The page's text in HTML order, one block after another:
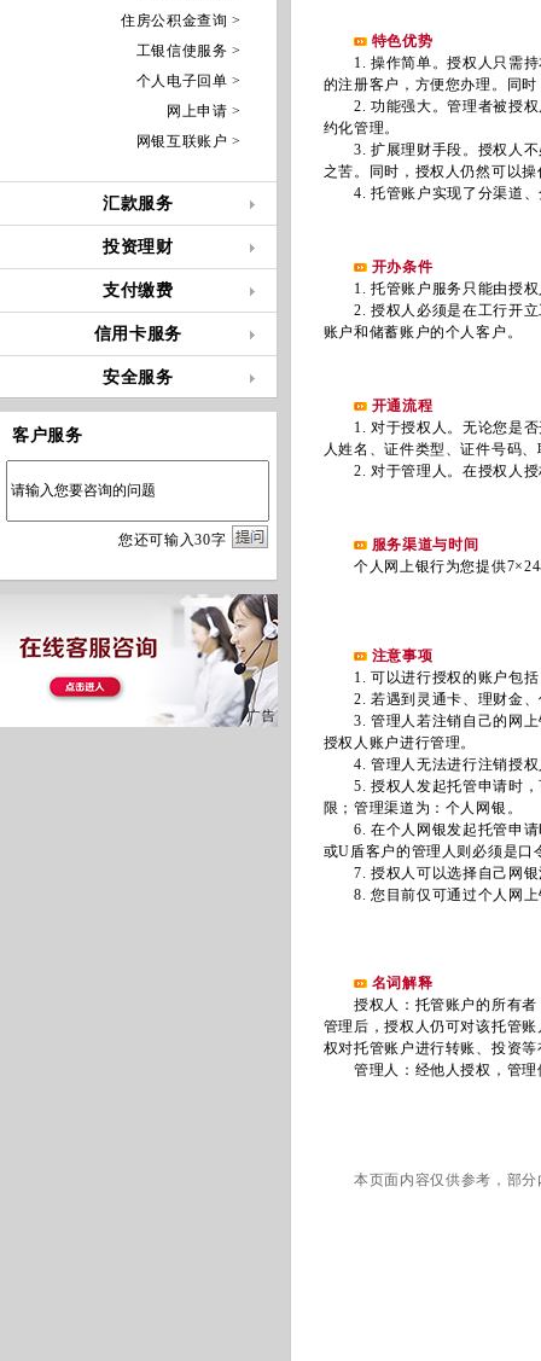
住房公积金查询 >
工银信使服务 >
个人电子回单 >
网上申请 >
网银互联账户 >
汇款服务
投资理财
支付缴费
信用卡服务
安全服务
客户服务
您还可输入30字
特色优势
1. 操作简单。授权人只需持
的注册客户，方便您办理。同
2. 功能强大。管理者被授权
约化管理。
3. 扩展理财手段。授权人不
之苦。同时，授权人仍然可以
4. 托管账户实现了分渠道、
开办条件
1. 托管账户服务只能由授权
2. 授权人必须是在工行开立
账户和储蓄账户的个人客户。
开通流程
1. 对于授权人。无论您是否
人姓名、证件类型、证件号码
2. 对于管理人。在授权人授
服务渠道与时间
个人网上银行为您提供7×24
注意事项
1. 可以进行授权的账户包括
2. 若遇到灵通卡、理财金、
3. 管理人若注销自己的网上
授权人账户进行管理。
4. 管理人无法进行注销授权
5. 授权人发起托管申请时，
限；管理渠道为：个人网银。
6. 在个人网银发起托管申请
或U盾客户的管理人则必须是口
7. 授权人可以选择自己网银
8. 您目前仅可通过个人网上
名词解释
授权人：托管账户的所有者
管理后，授权人仍可对该托管
权对托管账户进行转账、投资
管理人：经他人授权，管理
本页面内容仅供参考，部